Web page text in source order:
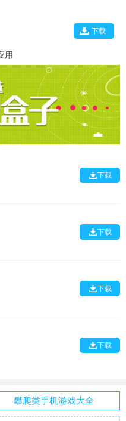
下载
用
下载
下载
下载
下载
攀爬类手机游戏大全